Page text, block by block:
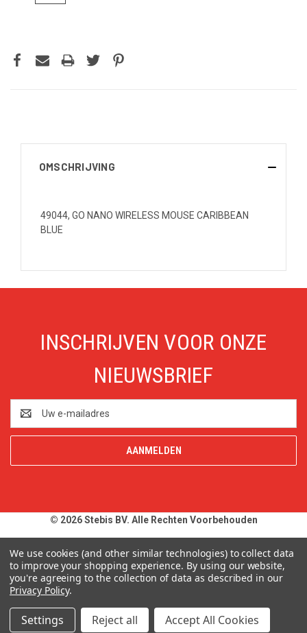
OMSCHRIJVING
49044, GO NANO WIRELESS MOUSE CARIBBEAN
BLUE
INSCHRIJVEN VOOR ONZE
NIEUWSBRIEF
mailadres
© 2026 Stebis BV. Alle Rechten Voorbehouden
Alle prijzen en specificaties zijn onder voorbehoud, exclusief BTW,
zolang de voorraad strekt. Afbeeldingen van producten kunnen
afwijken van de werkelijkheid. Op al onze aanbiedingen en
leveringen zijn onze
toepassing. Wij wijzen u uitdrukkelijk op onzePrivacy Policy
Typefouten alsmede prijswijzigingen uitdrukkelijk voorbehouden.
We use cookies (and other similar technologies) to collect data
to improve your shopping experience. By using our website,
you're agreeing to the collection of data as described in our
Privacy Policy.
Settings Reject all Accept All Cookies